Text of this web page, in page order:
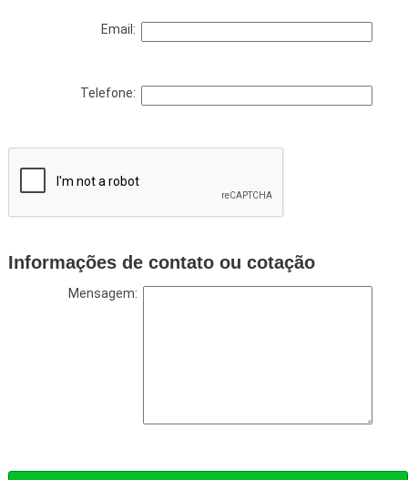
Email:
Telefone:
Informações de contato ou cotação
Mensagem: